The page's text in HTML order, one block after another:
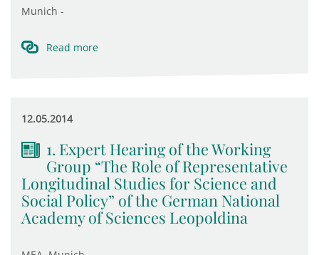
Munich -
Read more
12.05.2014
1. Expert Hearing of the Working
Group “The Role of Representative
Longitudinal Studies for Science and
Social Policy” of the German National
Academy of Sciences Leopoldina